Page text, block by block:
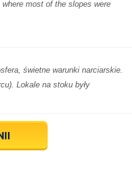
most of the slopes were
świetne warunki narciarskie.
Lokale na stoku były